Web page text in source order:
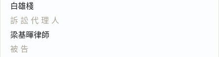
白雄棧
訴訟代理人
梁基暉律師
被告